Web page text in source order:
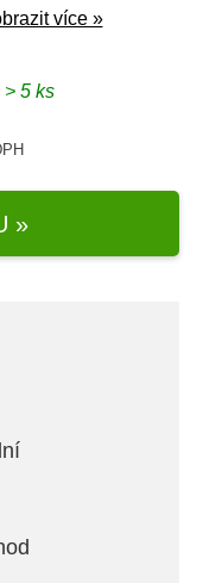
více »
5 ks
»